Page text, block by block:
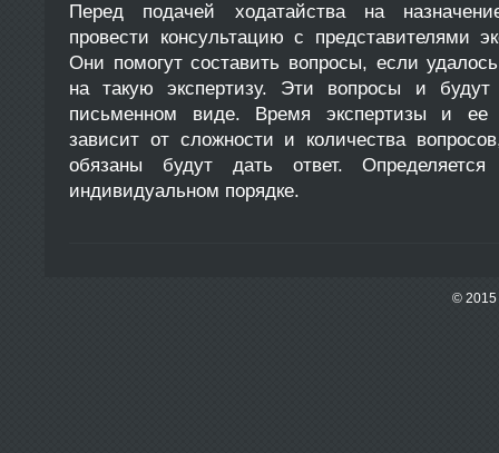
Перед подачей ходатайства на
провести консультацию с представителями
Они помогут составить вопросы, если
на такую экспертизу. Эти вопросы и
письменном виде. Время экспертизы и ее
зависит от сложности и количества
обязаны будут дать ответ.
индивидуальном порядке.
© 2015